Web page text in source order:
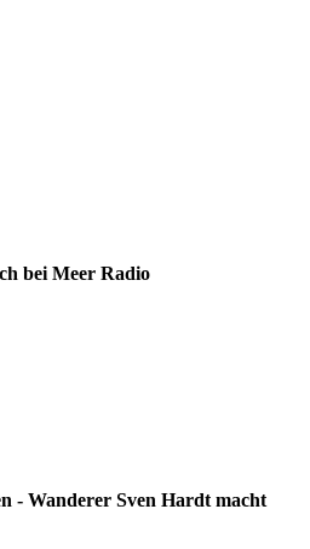
bei Meer Radio
- Wanderer Sven Hardt macht